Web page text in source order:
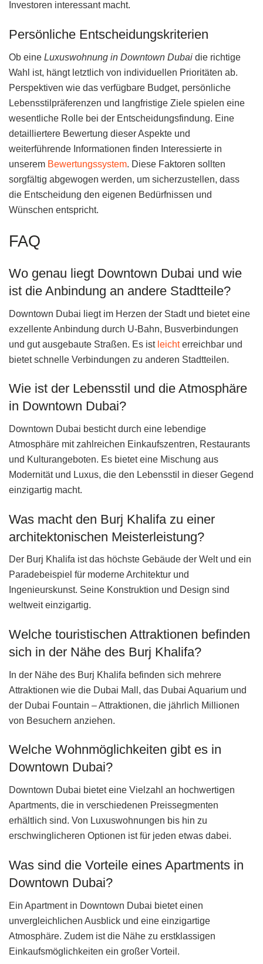
Investoren interessant macht.
Persönliche Entscheidungskriterien
Ob eine Luxuswohnung in Downtown Dubai die richtige
Wahl ist, hängt letztlich von individuellen Prioritäten ab.
Perspektiven wie das verfügbare Budget, persönliche
Lebensstilpräferenzen und langfristige Ziele spielen eine
wesentliche Rolle bei der Entscheidungsfindung. Eine
detailliertere Bewertung dieser Aspekte und
weiterführende Informationen finden Interessierte in
unserem Bewertungssystem. Diese Faktoren sollten
sorgfältig abgewogen werden, um sicherzustellen, dass
die Entscheidung den eigenen Bedürfnissen und
Wünschen entspricht.
FAQ
Wo genau liegt Downtown Dubai und wie
ist die Anbindung an andere Stadtteile?
Downtown Dubai liegt im Herzen der Stadt und bietet eine
exzellente Anbindung durch U-Bahn, Busverbindungen
und gut ausgebaute Straßen. Es ist leichterreichbar und
bietet schnelle Verbindungen zu anderen Stadtteilen.
Wie ist der Lebensstil und die Atmosphäre
in Downtown Dubai?
Downtown Dubai besticht durch eine lebendige
Atmosphäre mit zahlreichen Einkaufszentren, Restaurants
und Kulturangeboten. Es bietet eine Mischung aus
Modernität und Luxus, die den Lebensstil in dieser Gegend
einzigartig macht.
Was macht den Burj Khalifa zu einer
architektonischen Meisterleistung?
Der Burj Khalifa ist das höchste Gebäude der Welt und ein
Paradebeispiel für moderne Architektur und
Ingenieurskunst. Seine Konstruktion und Design sind
weltweit einzigartig.
Welche touristischen Attraktionen befinden
sich in der Nähe des Burj Khalifa?
In der Nähe des Burj Khalifa befinden sich mehrere
Attraktionen wie die Dubai Mall, das Dubai Aquarium und
der Dubai Fountain – Attraktionen, die jährlich Millionen
von Besuchern anziehen.
Welche Wohnmöglichkeiten gibt es in
Downtown Dubai?
Downtown Dubai bietet eine Vielzahl an hochwertigen
Apartments, die in verschiedenen Preissegmenten
erhältlich sind. Von Luxuswohnungen bis hin zu
erschwinglicheren Optionen ist für jeden etwas dabei.
Was sind die Vorteile eines Apartments in
Downtown Dubai?
Ein Apartment in Downtown Dubai bietet einen
unvergleichlichen Ausblick und eine einzigartige
Atmosphäre. Zudem ist die Nähe zu erstklassigen
Einkaufsmöglichkeiten ein großer Vorteil.